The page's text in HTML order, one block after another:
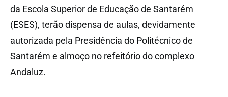
da Escola Superior de Educação de Santarém
(ESES), terão dispensa de aulas, devidamente
autorizada pela Presidência do Politécnico de
Santarém e almoço no refeitório do complexo
Andaluz.